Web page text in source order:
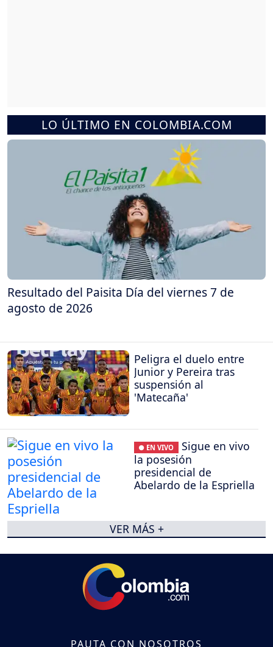
LO ÚLTIMO EN COLOMBIA.COM
Resultado del Paisita Día del viernes 7 de
agosto de 2026
Peligra el duelo entre
Junior y Pereira tras
suspensión al
'Matecaña'
● EN VIVO
Sigue en vivo
la posesión
presidencial de
Abelardo de la Espriella
VER MÁS +
PAUTA CON NOSOTROS